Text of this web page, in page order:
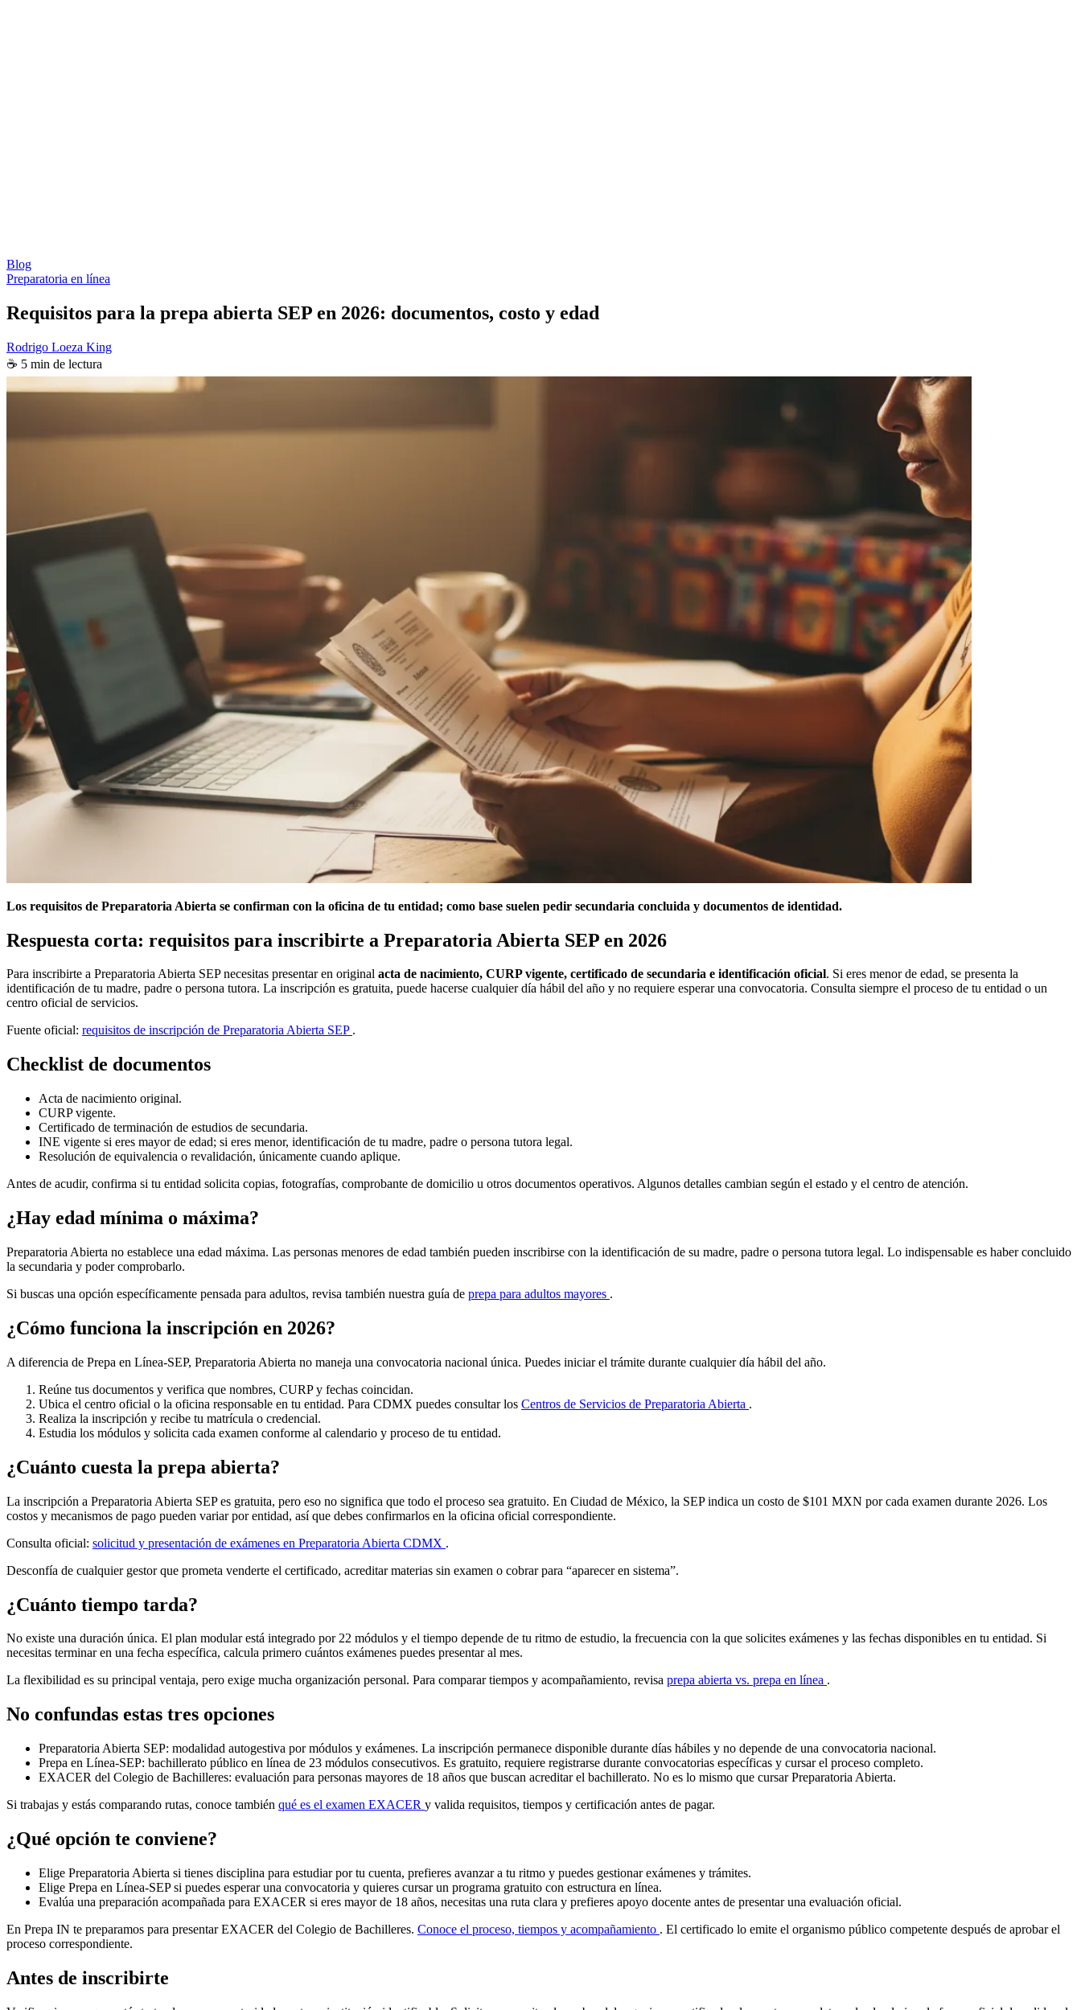
Blog
Preparatoria en línea
Requisitos para la prepa abierta SEP en 2026: documentos, costo y edad
Rodrigo Loeza King
☕ 5 min de lectura
Los requisitos de Preparatoria Abierta se confirman con la oficina de tu entidad; como base suelen pedir secundaria concluida y documentos de identidad.
Respuesta corta: requisitos para inscribirte a Preparatoria Abierta SEP en 2026
Para inscribirte a Preparatoria Abierta SEP necesitas presentar en original acta de nacimiento, CURP vigente, certificado de secundaria e identificación oficial. Si eres menor de edad, se presenta la
identificación de tu madre, padre o persona tutora. La inscripción es gratuita, puede hacerse cualquier día hábil del año y no requiere esperar una convocatoria. Consulta siempre el proceso de tu entidad o un
centro oficial de servicios.
Fuente oficial: requisitos de inscripción de Preparatoria Abierta SEP .
Checklist de documentos
Acta de nacimiento original.
CURP vigente.
Certificado de terminación de estudios de secundaria.
INE vigente si eres mayor de edad; si eres menor, identificación de tu madre, padre o persona tutora legal.
Resolución de equivalencia o revalidación, únicamente cuando aplique.
Antes de acudir, confirma si tu entidad solicita copias, fotografías, comprobante de domicilio u otros documentos operativos. Algunos detalles cambian según el estado y el centro de atención.
¿Hay edad mínima o máxima?
Preparatoria Abierta no establece una edad máxima. Las personas menores de edad también pueden inscribirse con la identificación de su madre, padre o persona tutora legal. Lo indispensable es haber concluido
la secundaria y poder comprobarlo.
Si buscas una opción específicamente pensada para adultos, revisa también nuestra guía de prepa para adultos mayores .
¿Cómo funciona la inscripción en 2026?
A diferencia de Prepa en Línea-SEP, Preparatoria Abierta no maneja una convocatoria nacional única. Puedes iniciar el trámite durante cualquier día hábil del año.
Reúne tus documentos y verifica que nombres, CURP y fechas coincidan.
Ubica el centro oficial o la oficina responsable en tu entidad. Para CDMX puedes consultar los Centros de Servicios de Preparatoria Abierta .
Realiza la inscripción y recibe tu matrícula o credencial.
Estudia los módulos y solicita cada examen conforme al calendario y proceso de tu entidad.
¿Cuánto cuesta la prepa abierta?
La inscripción a Preparatoria Abierta SEP es gratuita, pero eso no significa que todo el proceso sea gratuito. En Ciudad de México, la SEP indica un costo de $101 MXN por cada examen durante 2026. Los
costos y mecanismos de pago pueden variar por entidad, así que debes confirmarlos en la oficina oficial correspondiente.
Consulta oficial: solicitud y presentación de exámenes en Preparatoria Abierta CDMX .
Desconfía de cualquier gestor que prometa venderte el certificado, acreditar materias sin examen o cobrar para “aparecer en sistema”.
¿Cuánto tiempo tarda?
No existe una duración única. El plan modular está integrado por 22 módulos y el tiempo depende de tu ritmo de estudio, la frecuencia con la que solicites exámenes y las fechas disponibles en tu entidad. Si
necesitas terminar en una fecha específica, calcula primero cuántos exámenes puedes presentar al mes.
La flexibilidad es su principal ventaja, pero exige mucha organización personal. Para comparar tiempos y acompañamiento, revisa prepa abierta vs. prepa en línea .
No confundas estas tres opciones
Preparatoria Abierta SEP: modalidad autogestiva por módulos y exámenes. La inscripción permanece disponible durante días hábiles y no depende de una convocatoria nacional.
Prepa en Línea-SEP: bachillerato público en línea de 23 módulos consecutivos. Es gratuito, requiere registrarse durante convocatorias específicas y cursar el proceso completo.
EXACER del Colegio de Bachilleres: evaluación para personas mayores de 18 años que buscan acreditar el bachillerato. No es lo mismo que cursar Preparatoria Abierta.
Si trabajas y estás comparando rutas, conoce también qué es el examen EXACER y valida requisitos, tiempos y certificación antes de pagar.
¿Qué opción te conviene?
Elige Preparatoria Abierta si tienes disciplina para estudiar por tu cuenta, prefieres avanzar a tu ritmo y puedes gestionar exámenes y trámites.
Elige Prepa en Línea-SEP si puedes esperar una convocatoria y quieres cursar un programa gratuito con estructura en línea.
Evalúa una preparación acompañada para EXACER si eres mayor de 18 años, necesitas una ruta clara y prefieres apoyo docente antes de presentar una evaluación oficial.
En Prepa IN te preparamos para presentar EXACER del Colegio de Bachilleres. Conoce el proceso, tiempos y acompañamiento . El certificado lo emite el organismo público competente después de aprobar el
proceso correspondiente.
Antes de inscribirte